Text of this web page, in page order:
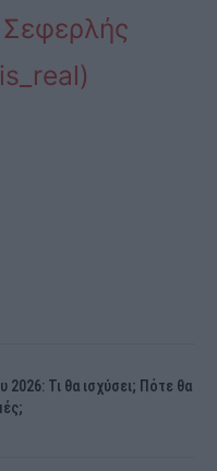
2026: Τι θα ισχύσει; Πότε θα